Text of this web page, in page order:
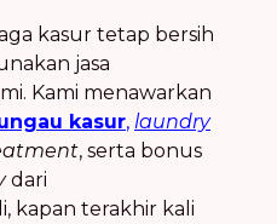
kasur tetap bersih
jasa
Kami menawarkan
kasur, laundry
, serta bonus
dari
kapan terakhir kali